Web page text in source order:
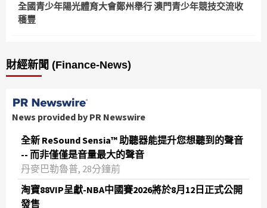
全國青少年陽光體育大會鄭州舉行 澳門青少年競技交流收
穫豐
財經新聞 (Finance-News)
News provided by PR Newswire
全新 ReSound Sensia™ 助聽器能提升您想聽到的聲音
-- 而非僅僅是音量最大的聲音
丹麥巴勒魯普, 28分鐘前
淘寶88VIP呈獻-NBA中國賽2026將於8月12日正式公開
發售